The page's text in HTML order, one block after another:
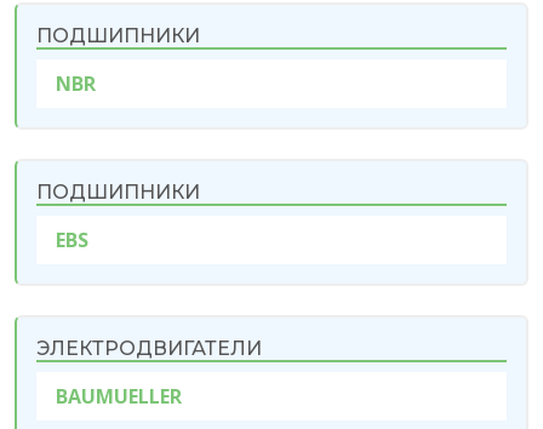
ПОДШИПНИКИ
NBR
ПОДШИПНИКИ
EBS
ЭЛЕКТРОДВИГАТЕЛИ
BAUMUELLER